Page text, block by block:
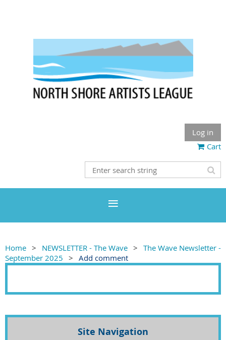
Log in
Cart
Home NEWSLETTER - The Wave
The Wave Newsletter -
September 2025
Add comment
Site Navigation